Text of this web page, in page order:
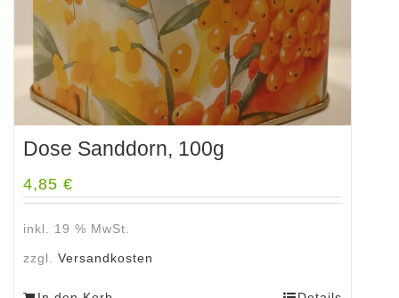
Dose Sanddorn, 100g
4,85 €
inkl. 19 % MwSt.
zzgl. Versandkosten